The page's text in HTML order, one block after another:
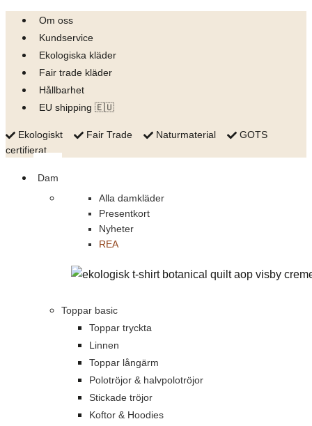
Skip
content
Om oss
Kundservice
Ekologiska kläder
Fair trade kläder
Hållbarhet
EU shipping 🇪🇺
Ekologiskt Fair Trade Naturmaterial
GOTS
certifierat
Dam
Alla damkläder
Presentkort
Nyheter
REA
Toppar basic
Toppar tryckta
Linnen
Toppar långärm
Polotröjor & halvpolotröjor
Stickade tröjor
Koftor & Hoodies